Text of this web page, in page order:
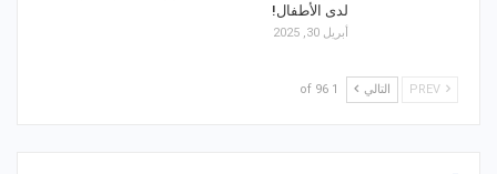
لدى الأطفال!
أبريل 30, 2025
التالي 1 of 96